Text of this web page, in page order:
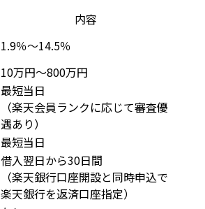
内容
1.9％～14.5％
10万円〜800万円
最短当日
（楽天会員ランクに応じて審査優
遇あり）
最短当日
借入翌日から30日間
（楽天銀行口座開設と同時申込で
楽天銀行を返済口座指定）